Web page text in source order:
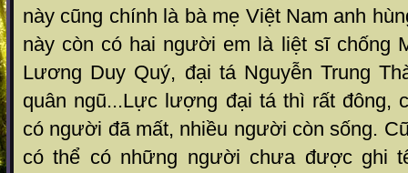
này cũng chính là bà mẹ Việt Nam anh
này còn có hai người em là liệt sĩ chống
Lương Duy Quý, đại tá Nguyễn Trung
quân ngũ...Lực lượng đại tá thì rất đông,
có người đã mất, nhiều người còn sống.
có thể có những người chưa được ghi